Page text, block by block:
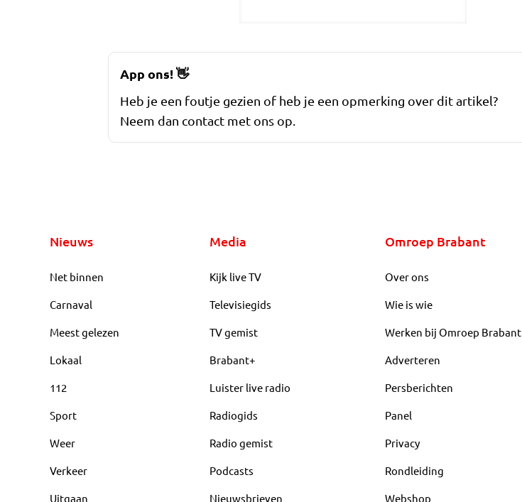
App ons!👋
Heb je een foutje gezien of heb je een opmerking over dit artikel?
Neem dan contact met ons op.
Nieuws
Net binnen
Carnaval
Meest gelezen
Lokaal
112
Sport
Weer
Verkeer
Uitgaan
Media
Kijk live TV
Televisiegids
TV gemist
Brabant+
Luister live radio
Radiogids
Radio gemist
Podcasts
Nieuwsbrieven
Omroep Brabant
Over ons
Wie is wie
Werken bij Omroep Brabant
Adverteren
Persberichten
Panel
Privacy
Rondleiding
Webshop